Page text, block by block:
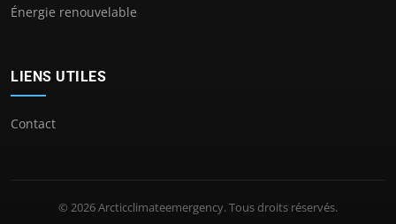
Énergie renouvelable
LIENS UTILES
Contact
© 2026 Arcticclimateemergency. Tous droits réservés.